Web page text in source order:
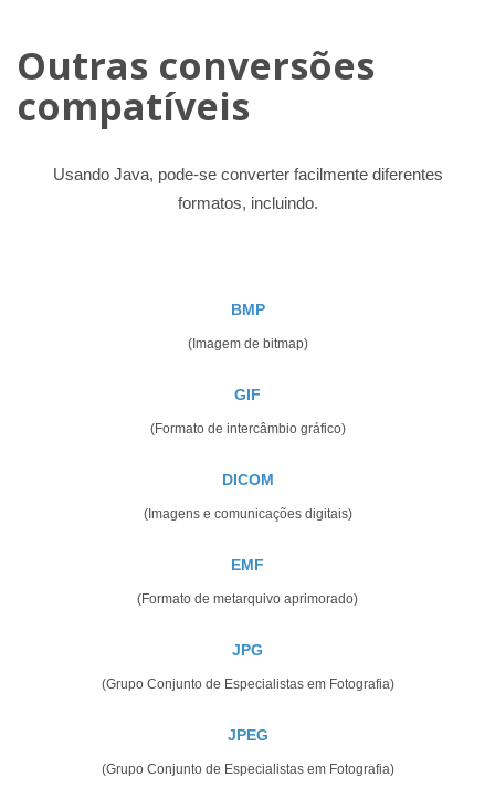
Outras conversões
compatíveis
Usando Java, pode-se converter facilmente diferentes
formatos, incluindo.
BMP
(Imagem de bitmap)
GIF
(Formato de intercâmbio gráfico)
DICOM
(Imagens e comunicações digitais)
EMF
(Formato de metarquivo aprimorado)
JPG
(Grupo Conjunto de Especialistas em Fotografia)
JPEG
(Grupo Conjunto de Especialistas em Fotografia)